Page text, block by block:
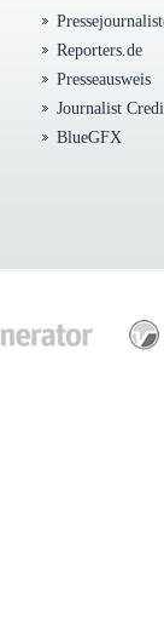
Reporters.de
Presseausweis
Journalist
BlueGFX